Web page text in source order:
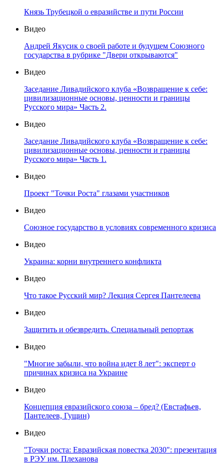
Князь Трубецкой о евразийстве и пути России
Видео
Андрей Якусик о своей работе и будущем Союзного
государства в рубрике "Двери открываются"
Видео
Заседание Ливадийского клуба «Возвращение к себе:
цивилизационные основы, ценности и границы
Русского мира» Часть 2.
Видео
Заседание Ливадийского клуба «Возвращение к себе:
цивилизационные основы, ценности и границы
Русского мира» Часть 1.
Видео
Проект "Точки Роста" глазами участников
Видео
Союзное государство в условиях современного кризиса
Видео
Украина: корни внутреннего конфликта
Видео
Что такое Русский мир? Лекция Сергея Пантелеева
Видео
Защитить и обезвредить. Специальный репортаж
Видео
"Многие забыли, что война идет 8 лет": эксперт о
причинах кризиса на Украине
Видео
Концепция евразийского союза – бред? (Евстафьев,
Пантелеев, Гущин)
Видео
"Точки роста: Евразийская повестка 2030": презентация
в РЭУ им. Плеханова